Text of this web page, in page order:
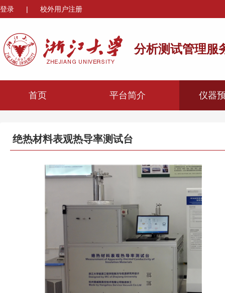
登录 | 校外用户注册
分析测试管理服
首页 平台简介 仪器
绝热材料表观热导率测试台